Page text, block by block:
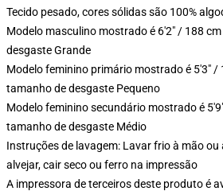
Tecido pesado, cores sólidas são 100%
Modelo masculino mostrado é 6'2" / 188
desgaste Grande
Modelo feminino primário mostrado é 5'3" /
tamanho de desgaste Pequeno
Modelo feminino secundário mostrado é
tamanho de desgaste Médio
Instruções de lavagem: Lavar frio à mão ou
alvejar, cair seco ou ferro na impressão
A impressora de terceiros deste produto é